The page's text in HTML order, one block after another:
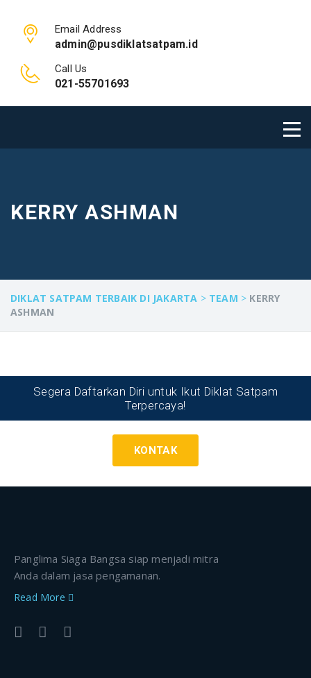
Email Address
admin@pusdiklatsatpam.id
Call Us
021-55701693
KERRY ASHMAN
DIKLAT SATPAM TERBAIK DI JAKARTA > TEAM > KERRY
ASHMAN
Segera Daftarkan Diri untuk Ikut Diklat Satpam
Terpercaya!
KONTAK
Panglima Siaga Bangsa siap menjadi mitra
Anda dalam jasa pengamanan.
Read More